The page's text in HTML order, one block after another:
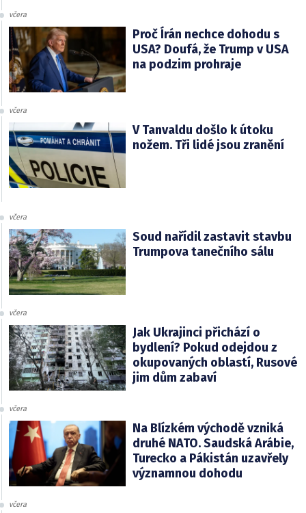
včera
Proč Írán nechce dohodu s
USA? Doufá, že Trump v USA
na podzim prohraje
včera
V Tanvaldu došlo k útoku
nožem. Tři lidé jsou zranění
včera
Soud nařídil zastavit stavbu
Trumpova tanečního sálu
včera
Jak Ukrajinci přichází o
bydlení? Pokud odejdou z
okupovaných oblastí, Rusové
jim dům zabaví
včera
Na Blízkém východě vzniká
druhé NATO. Saudská Arábie,
Turecko a Pákistán uzavřely
významnou dohodu
včera